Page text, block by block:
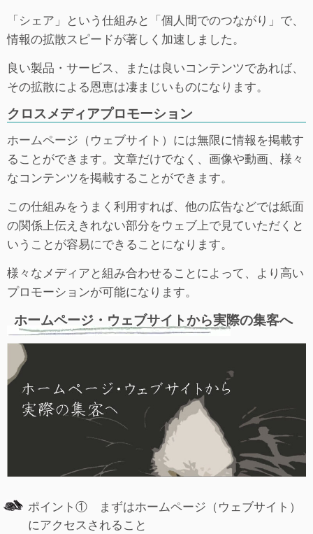
「シェア」という仕組みと「個人間でのつながり」で、
情報の拡散スピードが著しく加速しました。
良い製品・サービス、または良いコンテンツであれば、
その拡散による恩恵は凄まじいものになります。
クロスメディアプロモーション
ホームページ（ウェブサイト）には無限に情報を掲載す
ることができます。文章だけでなく、画像や動画、様々
なコンテンツを掲載することができます。
この仕組みをうまく利用すれば、他の広告などでは紙面
の関係上伝えきれない部分をウェブ上で見ていただくと
いうことが容易にできることになります。
様々なメディアと組み合わせることによって、より高い
プロモーションが可能になります。
ホームページ・ウェブサイトから実際の集客へ
ポイント① まずはホームページ（ウェブサイト）
にアクセスされること